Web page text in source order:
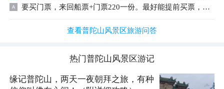
要买门票，来回船票+门票220一份。最好能提前买票，旺季的话现场不好买
查看普陀山风景区旅游问答
热门普陀山风景区游记
缘记普陀山，两天一夜朝拜之旅，有种